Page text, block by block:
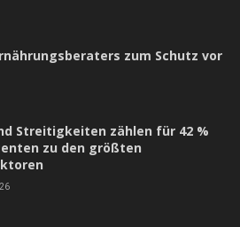
zum Schutz vor
Streitigkeiten zählen für 42 %
zu den größten